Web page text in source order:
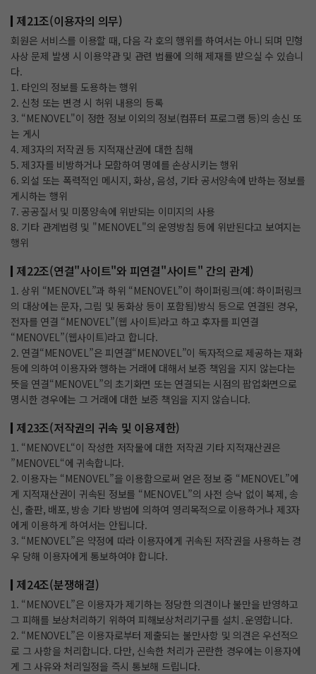
제21조(이용자의 의무)
회원은 서비스를 이용할 때, 다음 각 호의 행위를 하여서는 아니 되며 민형
사상 문제 발생 시 이용약관 및 관련 법률에 의해 제재를 받으실 수 있습니
다.
1. 타인의 정보를 도용하는 행위
2. 신청 또는 변경 시 허위 내용의 등록
3. “MENOVEL"이 정한 정보 이외의 정보(컴퓨터 프로그램 등)의 송신 또
는 게시
4. 제3자의 저작권 등 지적재산권에 대한 침해
5. 제3자를 비방하거나 모함하여 명예를 손상시키는 행위
6. 외설 또는 폭력적인 메시지, 화상, 음성, 기타 공서양속에 반하는 정보를
게시하는 행위
7. 공공질서 및 미풍양속에 위반되는 이미지의 사용
8. 기타 관계법령 및 "MENOVEL"의 운영방침 등에 위반된다고 보여지는
행위
제22조(연결"사이트"와 피연결"사이트" 간의 관계)
1. 상위 “MENOVEL”과 하위 “MENOVEL”이 하이퍼링크(예: 하이퍼링크
의 대상에는 문자, 그림 및 동화상 등이 포함됨)방식 등으로 연결된 경우,
전자를 연결 “MENOVEL”(웹 사이트)라고 하고 후자를 피연결
“MENOVEL”(웹사이트)라고 합니다.
2. 연결“MENOVEL”은 피연결“MENOVEL”이 독자적으로 제공하는 재화
등에 의하여 이용자와 행하는 거래에 대해서 보증 책임을 지지 않는다는
뜻을 연결“MENOVEL”의 초기화면 또는 연결되는 시점의 팝업화면으로
명시한 경우에는 그 거래에 대한 보증 책임을 지지 않습니다.
제23조(저작권의 귀속 및 이용제한)
1. “MENOVEL“이 작성한 저작물에 대한 저작권 기타 지적재산권은
”MENOVEL“에 귀속합니다.
2. 이용자는 “MENOVEL”을 이용함으로써 얻은 정보 중 “MENOVEL”에
게 지적재산권이 귀속된 정보를 “MENOVEL”의 사전 승낙 없이 복제, 송
신, 출판, 배포, 방송 기타 방법에 의하여 영리목적으로 이용하거나 제3자
에게 이용하게 하여서는 안됩니다.
3. “MENOVEL”은 약정에 따라 이용자에게 귀속된 저작권을 사용하는 경
우 당해 이용자에게 통보하여야 합니다.
제24조(분쟁해결)
1. “MENOVEL”은 이용자가 제기하는 정당한 의견이나 불만을 반영하고
그 피해를 보상처리하기 위하여 피해보상처리기구를 설치․운영합니다.
2. “MENOVEL”은 이용자로부터 제출되는 불만사항 및 의견은 우선적으
로 그 사항을 처리합니다. 다만, 신속한 처리가 곤란한 경우에는 이용자에
게 그 사유와 처리일정을 즉시 통보해 드립니다.